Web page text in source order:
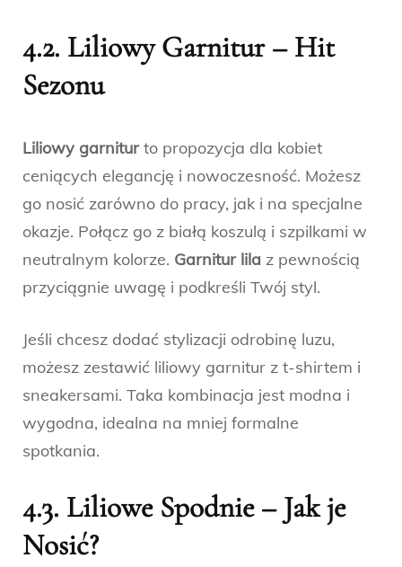
4.2. Liliowy Garnitur – Hit
Sezonu
Liliowy garniturto propozycja dla kobiet
ceniących elegancję i nowoczesność. Możesz
go nosić zarówno do pracy, jak i na specjalne
okazje. Połącz go z białą koszulą i szpilkami w
neutralnym kolorze. Garnitur lila z pewnością
przyciągnie uwagę i podkreśli Twój styl.
Jeśli chcesz dodać stylizacji odrobinę luzu,
możesz zestawić liliowy garnitur z t-shirtem i
sneakersami. Taka kombinacja jest modna i
wygodna, idealna na mniej formalne
spotkania.
4.3. Liliowe Spodnie – Jak je
Nosić?